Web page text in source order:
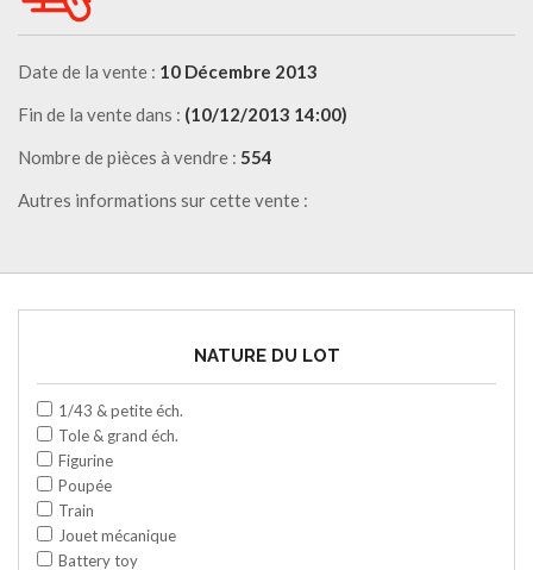
Date de la vente : 10 Décembre 2013
Fin de la vente dans : (10/12/2013 14:00)
Nombre de pièces à vendre : 554
Autres informations sur cette vente :
NATURE DU LOT
1/43 & petite éch.
Tole & grand éch.
Figurine
Poupée
Train
Jouet mécanique
Battery toy